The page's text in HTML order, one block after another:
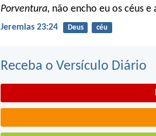
Porventura, não encho eu os céus
Jeremias 23:24 Deus céu
Receba o Versículo Diário